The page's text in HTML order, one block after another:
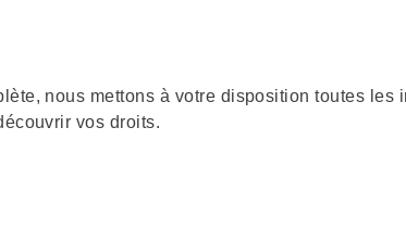
nous mettons à votre disposition toutes les
vos droits.